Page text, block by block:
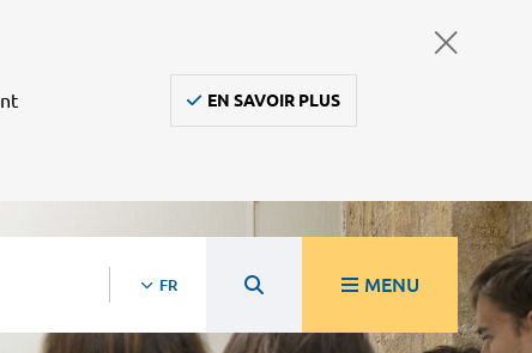
EN SAVOIR PLUS
FR MENU